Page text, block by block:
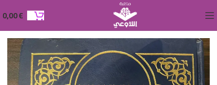
0,00€